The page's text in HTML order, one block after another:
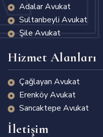
Adalar Avukat
Sultanbeyli Avukat
Şile Avukat
Hizmet Alanları
Çağlayan Avukat
Erenköy Avukat
Sancaktepe Avukat
İletişim